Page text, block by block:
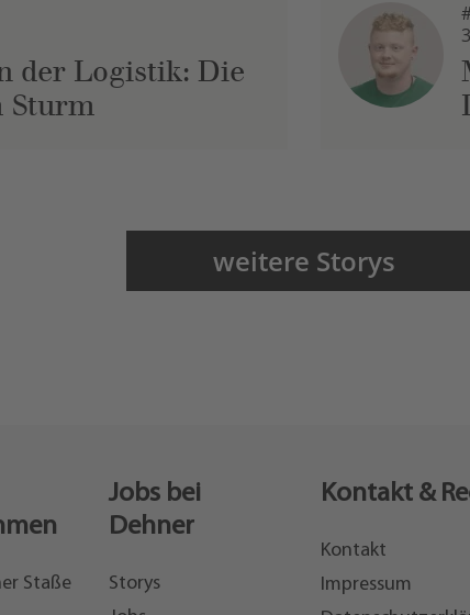
der Logistik: Die
Sturm
weitere Storys
Staße
Jobs bei
Dehner
Storys
Kontakt &
Kontakt
Impressum